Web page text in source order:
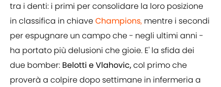
tra i denti: i primi per consolidare la loro posizione
in classifica in chiaveChampions, mentre i secondi
per espugnare un campo che - negli ultimi anni -
ha portato più delusioni che gioie. E' la sfida dei
due bomber: Belotti e Vlahovic,col primo che
proverà a colpire dopo settimane in infermeria a